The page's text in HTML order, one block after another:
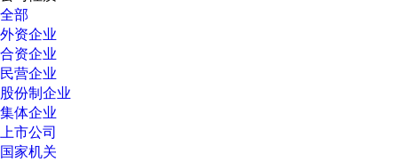
全部
外资企业
合资企业
民营企业
股份制企业
集体企业
上市公司
国家机关